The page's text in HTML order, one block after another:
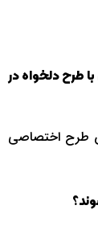
طرح دلخواه در
طرح اختصاصی